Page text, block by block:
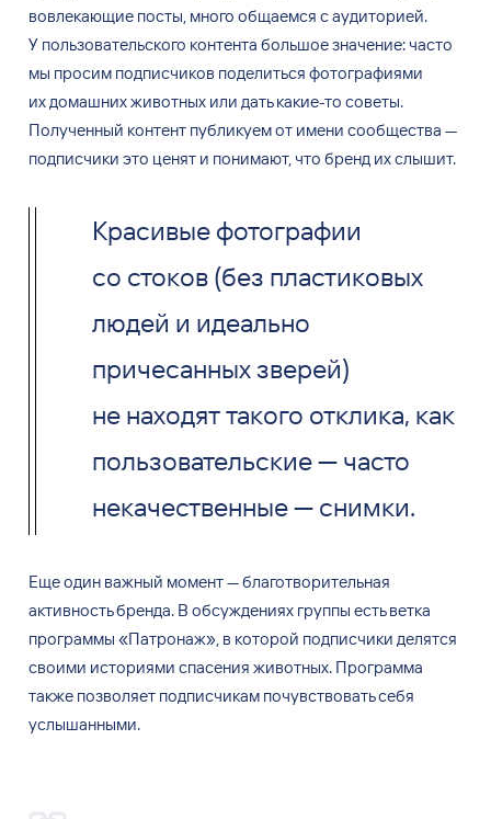
вовлекающие посты, много общаемся саудиторией.
У пользовательского контента большое значение: часто
мы просим подписчиков поделиться фотографиями
ихдомашних животных или дать какие-то советы.
Полученный контент публикуем от имени сообщества —
подписчики это ценят и понимают, что бренд ихслышит.
Красивые фотографии
со стоков (без пластиковых
людей и идеально
причесанных зверей)
не находят такого отклика, как
пользовательские — часто
некачественные — снимки.
Еще один важный момент— благотворительная
активность бренда. В обсуждениях группы есть ветка
программы «Патронаж», в которой подписчики делятся
своими историями спасения животных. Программа
также позволяет подписчикам почувствовать себя
услышанными.